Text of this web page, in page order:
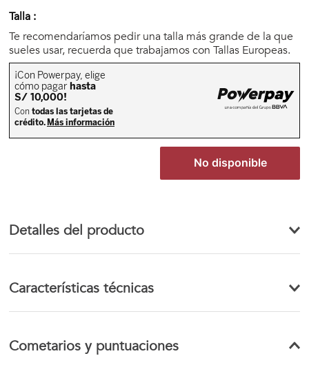
🤑 Zona Outlet
Mi cuenta
Favoritos
Talla :
Te recomendaríamos pedir una talla más grande de la que
sueles usar, recuerda que trabajamos con Tallas Europeas.
No disponible
Detalles del producto
Características técnicas
Cometarios y puntuaciones